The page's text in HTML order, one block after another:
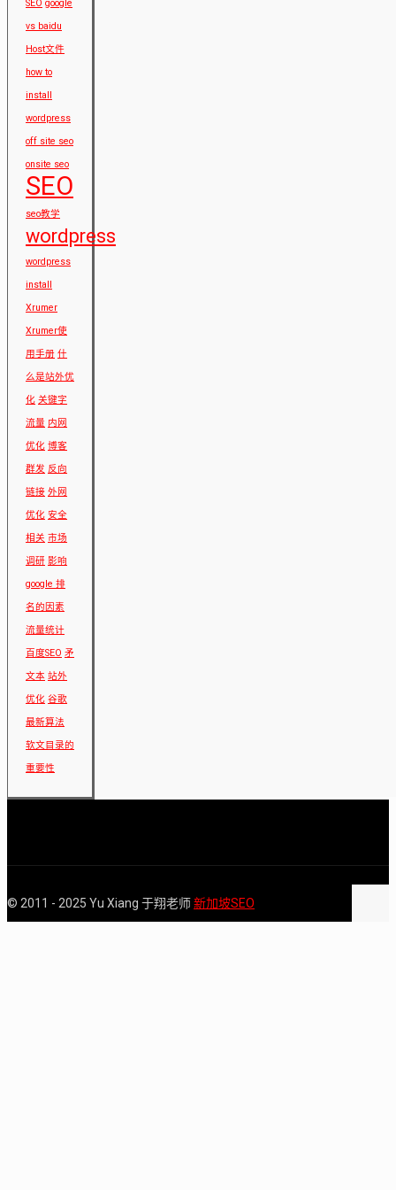
SEO google
vs baidu
Host文件
how to
install
wordpress
off site seo
onsite seo
SEO
seo教学
wordpress
wordpress
install
Xrumer
Xrumer使
用手册 什
么是站外优
化 关键字
流量 内网
优化 博客
群发 反向
链接 外网
优化 安全
相关 市场
调研 影响
google 排
名的因素
流量统计
百度SEO 矛
文本 站外
优化 谷歌
最新算法
软文目录的
重要性
© 2011 - 2025 Yu Xiang 于翔老师新加坡SEO